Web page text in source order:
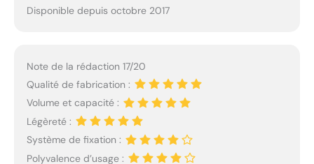
Disponible depuis octobre 2017
Note de la rédaction 17/20
Qualité de fabrication :
Volume et capacité :
Légèreté :
Système de fixation :
Polyvalence d’usage :